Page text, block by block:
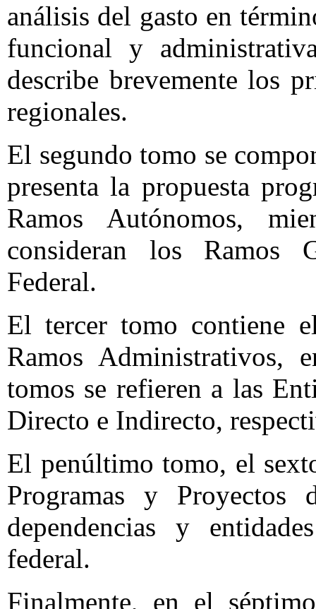
análisis del gasto en
funcional y
describe brevemente los
regionales.
El segundo tomo se
presenta la propuesta
Ramos Autónomos,
consideran los Ramos
Federal.
El tercer tomo contiene
Ramos Administrativos,
tomos se refieren a las
Directo e Indirecto,
El penúltimo tomo, el
Programas y Proyectos
dependencias y
federal.
Finalmente, en el